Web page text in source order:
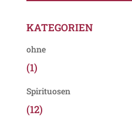
KATEGORIEN
ohne
(1)
Spirituosen
(12)